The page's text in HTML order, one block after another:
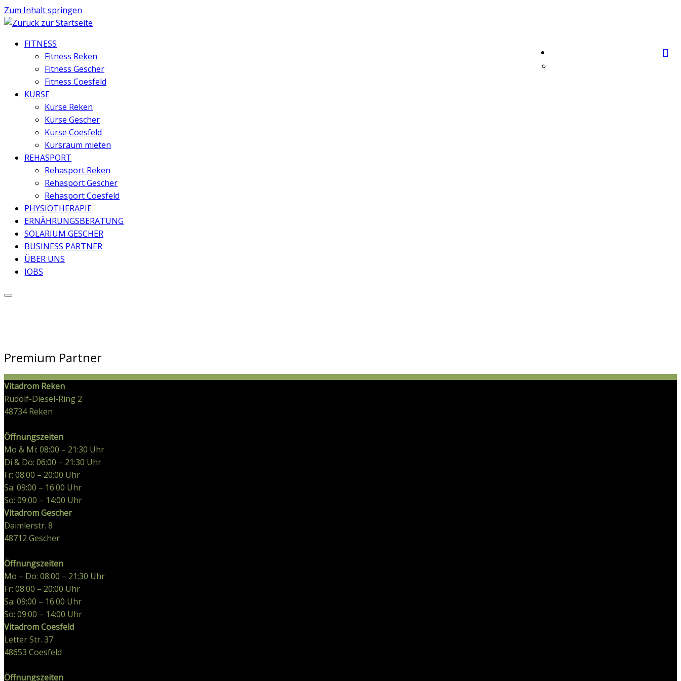
Zum Inhalt springen
FITNESS
Fitness Reken
Fitness Gescher
Fitness Coesfeld
KURSE
Kurse Reken
Kurse Gescher
Kurse Coesfeld
Kursraum mieten
REHASPORT
Rehasport Reken
Rehasport Gescher
Rehasport Coesfeld
PHYSIOTHERAPIE
ERNÄHRUNGSBERATUNG
SOLARIUM GESCHER
BUSINESS PARTNER
ÜBER UNS
JOBS
Premium Partner
Vitadrom Reken
Rudolf-Diesel-Ring 2
48734 Reken
Öffnungszeiten
Mo & Mi: 08:00 – 21:30 Uhr
Di & Do: 06:00 – 21:30 Uhr
Fr: 08:00 – 20:00 Uhr
Sa: 09:00 – 16:00 Uhr
So: 09:00 – 14:00 Uhr
Vitadrom Gescher
Daimlerstr. 8
48712 Gescher
Öffnungszeiten
Mo – Do: 08:00 – 21:30 Uhr
Fr: 08:00 – 20:00 Uhr
Sa: 09:00 – 16:00 Uhr
So: 09:00 – 14:00 Uhr
Vitadrom Coesfeld
Letter Str. 37
48653 Coesfeld
Öffnungszeiten